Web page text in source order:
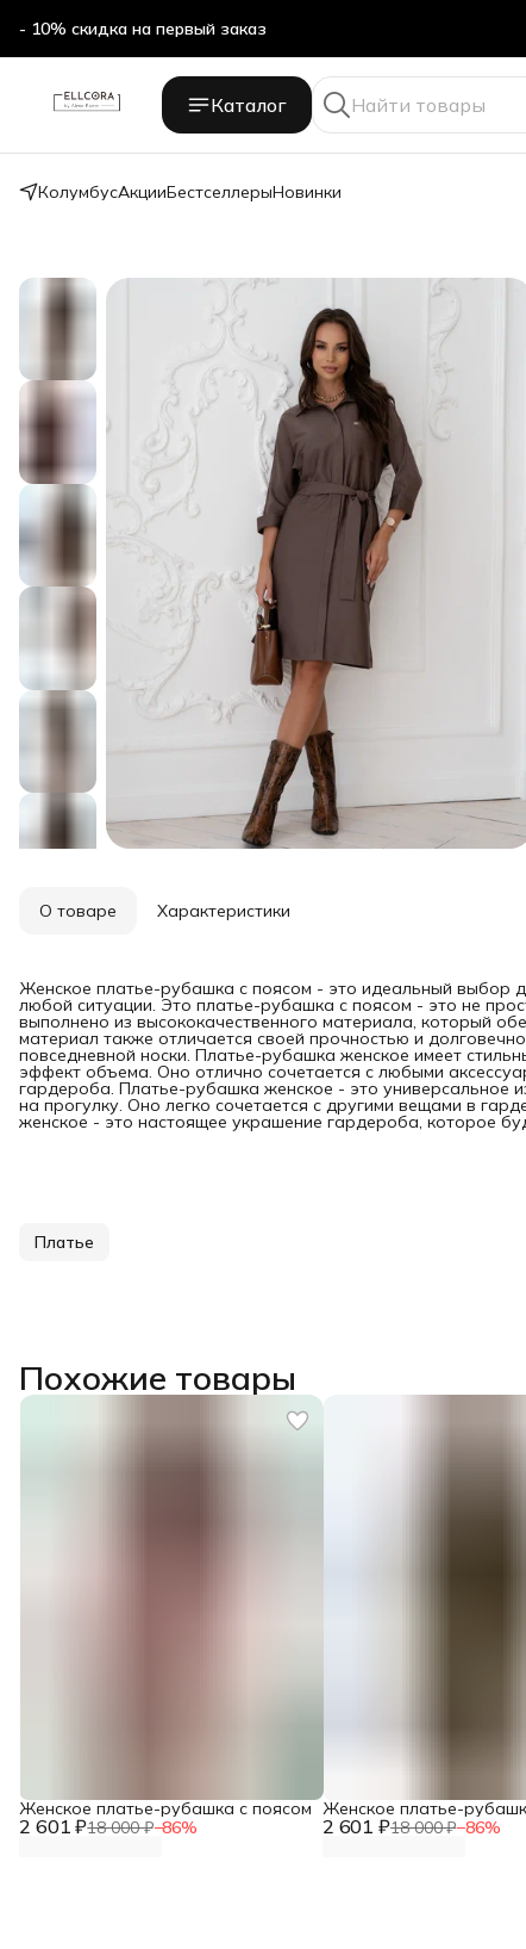
- 10% скидка на первый заказ
Каталог
КолумбусАкцииБестселлерыНовинки
О товаре Характеристики
Женское платье-рубашка с поясом - это идеальный выбор
любой ситуации. Это платье-рубашка с поясом - это не
выполнено из высококачественного материала, который
материал также отличается своей прочностью и
повседневной носки. Платье-рубашка женское имеет
эффект объема. Оно отлично сочетается с любыми
гардероба. Платье-рубашка женское - это универсальное
на прогулку. Оно легко сочетается с другими вещами в
женское - это настоящее украшение гардероба, которое
Платье
Похожие товары
2 601 ₽18 000 ₽−86%
Женское платье-рубашка с поясом
2 601 ₽18 000 ₽−86%
Женское платье-